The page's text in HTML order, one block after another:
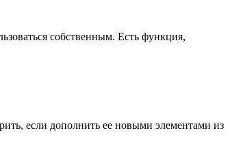
собственным. Есть функция,
если дополнить ее новыми элементами из